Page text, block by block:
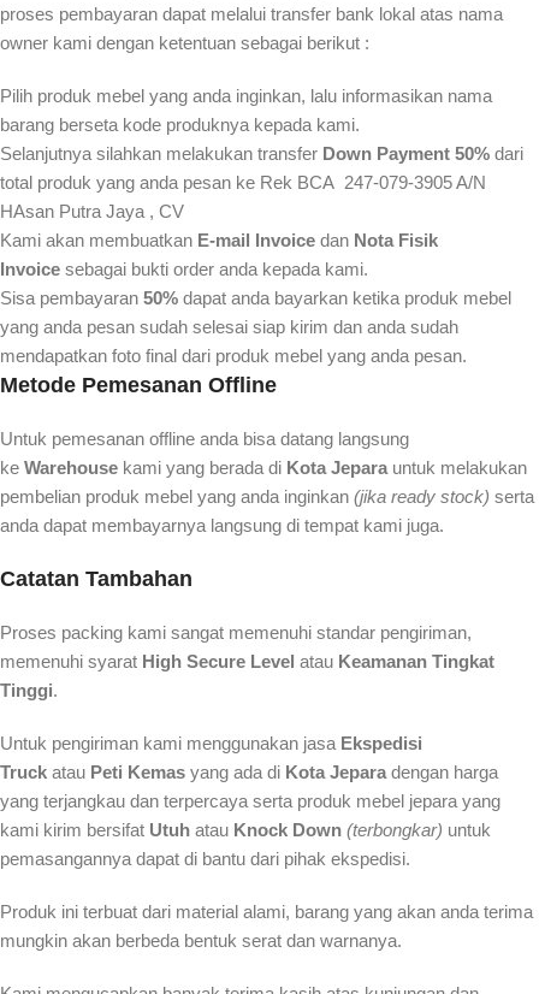
proses pembayaran dapat melalui transfer bank lokal atas nama
owner kami dengan ketentuan sebagai berikut :
Pilih produk mebel yang anda inginkan, lalu informasikan nama
barang berseta kode produknya kepada kami.
Selanjutnya silahkan melakukan transfer Down Payment 50% dari
total produk yang anda pesan ke Rek BCA 247-079-3905 A/N
HAsan Putra Jaya , CV
Kami akan membuatkan E-mail Invoice dan Nota Fisik
Invoice sebagai bukti order anda kepada kami.
Sisa pembayaran 50% dapat anda bayarkan ketika produk mebel
yang anda pesan sudah selesai siap kirim dan anda sudah
mendapatkan foto final dari produk mebel yang anda pesan.
Metode Pemesanan Offline
Untuk pemesanan offline anda bisa datang langsung
ke Warehouse kami yang berada di Kota Jepara untuk melakukan
pembelian produk mebel yang anda inginkan (jika ready stock) serta
anda dapat membayarnya langsung di tempat kami juga.
Catatan Tambahan
Proses packing kami sangat memenuhi standar pengiriman,
memenuhi syarat High Secure Level atau Keamanan Tingkat
Tinggi.
Untuk pengiriman kami menggunakan jasa Ekspedisi
Truck atau Peti Kemas yang ada di Kota Jepara dengan harga
yang terjangkau dan terpercaya serta produk mebel jepara yang
kami kirim bersifat Utuh atau Knock Down (terbongkar) untuk
pemasangannya dapat di bantu dari pihak ekspedisi.
Produk ini terbuat dari material alami, barang yang akan anda terima
mungkin akan berbeda bentuk serat dan warnanya.